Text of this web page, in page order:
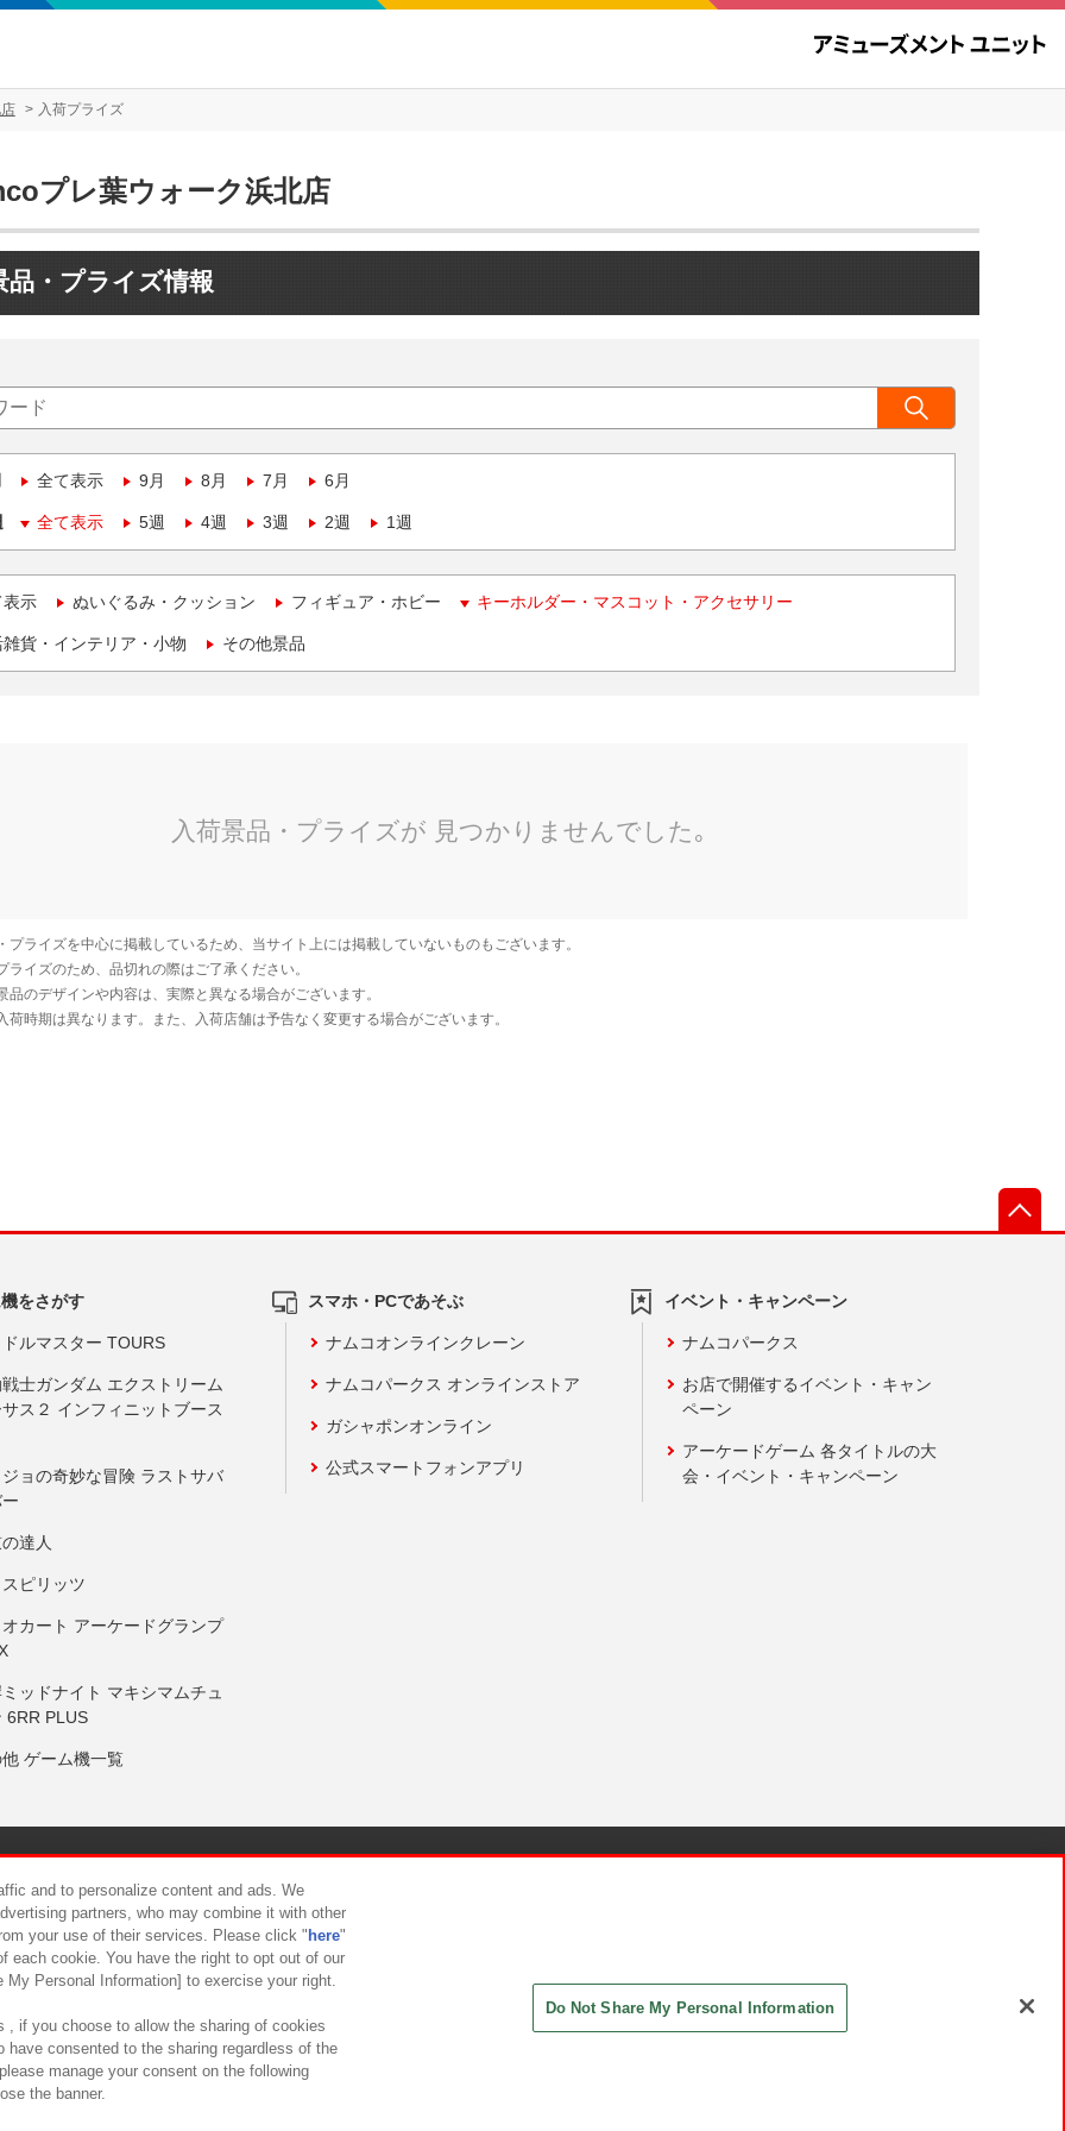
入荷プライズ
プレ葉ウォーク浜北店
品・プライズ情報
全て表示 9月 8月 7月 6月
全て表示 5週 4週 3週 2週 1週
表示 ぬいぐるみ・クッション フィギュア・ホビー キーホルダー・マスコット・アクセサリー
貨・インテリア・小物 その他景品
をさがす
ルマスター TOURS
士ガンダム エクストリーム
ス２ インフィニットブース
ョの奇妙な冒険 ラストサバ
達人
ピリッツ
カート アーケードグランプ
ッドナイト マキシマムチュ
6RR PLUS
ゲーム機一覧
スマホ・PCであそぶ
ナムコオンラインクレーン
ナムコパークス オンラインストア
ガシャポンオンライン
公式スマートフォンアプリ
イベント・キャンペーン
ナムコパークス
お店で開催するイベント・キャン
ペーン
アーケードゲーム 各タイトルの大
会・イベント・キャンペーン
について カスタマーハラスメント対応方針
and to personalize content and ads. We
partners, who may combine it with other
your use of their services. Please click " here"
each cookie. You have the right to opt out of our
Personal Information] to exercise your right.
, if you choose to allow the sharing of cookies
have consented to the sharing regardless of the
manage your consent on the following
the banner.
Do Not Share My Personal Information